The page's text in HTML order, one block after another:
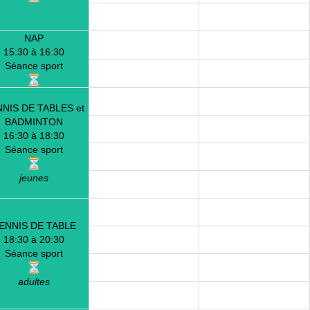
NAP
15:30 à 16:30
Séance sport
DE TABLES et
BADMINTON
16:30 à 18:30
Séance sport
jeunes
DE TABLE
18:30 à 20:30
Séance sport
adultes